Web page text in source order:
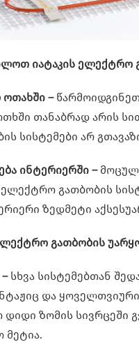
იატაკის ელექტრო
–
თანაბრად არის
სისტემები არ
ინტერიერში –
ელექტრო გათბობის
ზედმეტი
გათბობის
სხვა სისტემებთან
და
ზომის სივრცეში
მეტია.